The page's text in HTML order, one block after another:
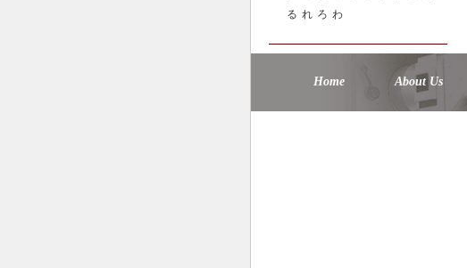
る れ ろ わ
Home About Us